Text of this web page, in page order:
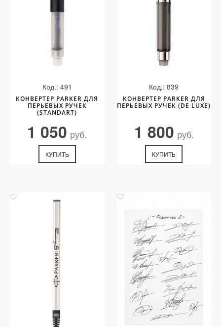
Код.: 491
КОНВЕРТЕР PARKER ДЛЯ
ПЕРЬЕВЫХ РУЧЕК
(STANDART)
1 050 руб.
КУПИТЬ
Код.: 839
КОНВЕРТЕР PARKER ДЛЯ
ПЕРЬЕВЫХ РУЧЕК (DE LUXE)
1 800 руб.
КУПИТЬ